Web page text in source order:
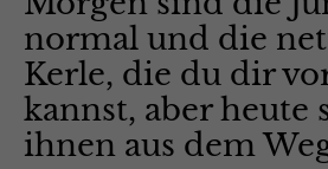
normal und die
Kerle, die du dir
kannst, aber heute
ihnen aus dem